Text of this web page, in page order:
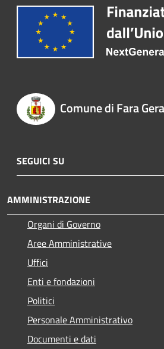
Comune di Fara
SEGUICI SU
AMMINISTRAZIONE
Organi di Governo
Aree Amministrative
Uffici
Enti e fondazioni
Politici
Personale Amministrativo
Documenti e dati